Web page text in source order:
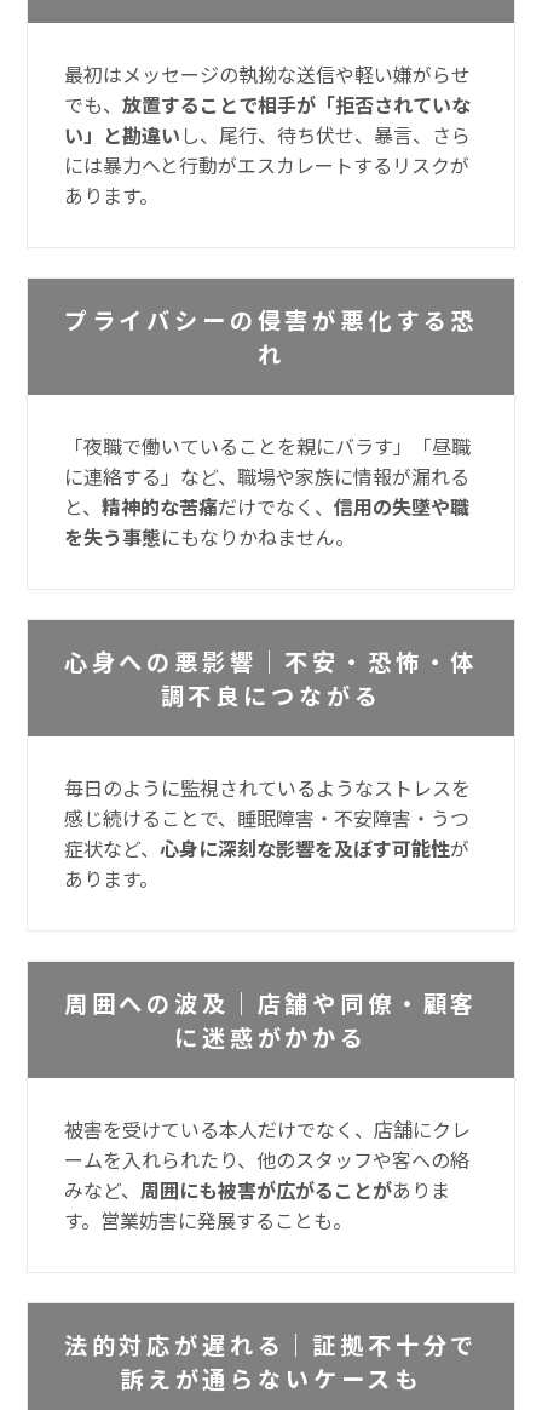
最初はメッセージの執拗な送信や軽い嫌がらせ
でも、放置することで相手が「拒否されていな
い」と勘違い し、尾行、待ち伏せ、暴言、さら
には暴力へと行動がエスカレートするリスクが
あります。
プライバシーの侵害が悪化する恐
れ
「夜職で働いていることを親にバラす」「昼職
に連絡する」など、職場や家族に情報が漏れる
と、精神的な苦痛だけでなく、信用の失墜や職
を失う事態にもなりかねません。
心身への悪影響｜不安・恐怖・体
調不良につながる
毎日のように監視されているようなストレスを
感じ続けることで、睡眠障害・不安障害・うつ
症状など、心身に深刻な影響を及ぼす可能性が
あります。
周囲への波及｜店舗や同僚・顧客
に迷惑がかかる
被害を受けている本人だけでなく、店舗にクレ
ームを入れられたり、他のスタッフや客への絡
みなど、周囲にも被害が広がることがありま
す。営業妨害に発展することも。
法的対応が遅れる｜証拠不十分で
訴えが通らないケースも